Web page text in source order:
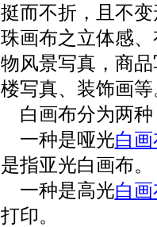
挺而不折，且不
珠画布之立体感
物风景写真，商
楼写真、装饰画等
白画布分为两种
一种是哑光白画
是指亚光白画布。
一种是高光白画
打印。